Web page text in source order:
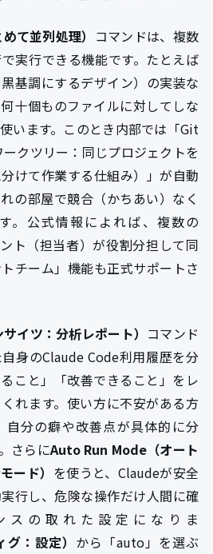
て並列処理） コマンドは、複数
実行できる機能です。たとえば
基調にするデザイン）の実装な
十個ものファイルに対してしな
います。このとき内部では「Git
クツリー：同じプロジェクトを
けて作業する仕組み）」が自動
の部屋で競合（かちあい）なく
。公式情報によれば、複数の
ト（担当者）が役割分担して同
チーム」機能も正式サポートさ
イツ：分析レポート） コマンド
身のClaude Code利用履歴を分
こと」「改善できること」をレ
れます。使い方に不安がある方
自分の癖や改善点が具体的に分
さらにAuto Run Mode（オート
ード） を使うと、Claudeが安全
行し、危険な操作だけ人間に確
スの取れた設定になりま
：設定） から「auto」を選ぶ